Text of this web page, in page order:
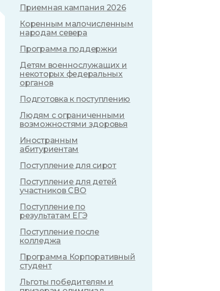
Приемная кампания 2026
Коренным малочисленным
народам севера
Программа поддержки
Детям военнослужащих и
некоторых федеральных
органов
Подготовка к поступлению
Людям с ограниченными
возможностями здоровья
Иностранным
абитуриентам
Поступление для сирот
Поступление для детей
участников СВО
Поступление по
результатам ЕГЭ
Поступление после
колледжа
Программа Корпоративный
студент
Льготы победителям и